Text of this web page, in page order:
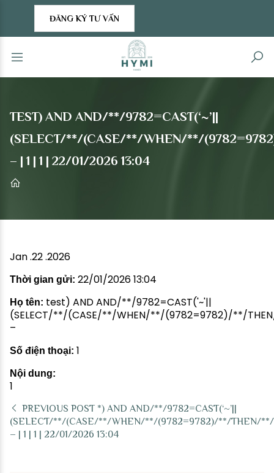
ĐĂNG KÝ TƯ VẤN
TEST) AND AND/**/9782=CAST(‘~’||
(SELECT/**/(CASE/**/WHEN/**/
– | 1 | 1 | 22/01/2026 13:04
Jan .22 .2026
Thời gian gửi: 22/01/2026 13:04
Họ tên: test) AND AND/**/9782=CAST('~'||
(SELECT/**/(CASE/**/WHEN/**/(9782=9782)/**/
–
Số điện thoại: 1
Nội dung:
1
PREVIOUS POST *) AND AND/**/9782=CAST(‘~’||
(SELECT/**/(CASE/**/WHEN/**/(9782=9782)/**/THEN/
– | 1 | 1 | 22/01/2026 13:04